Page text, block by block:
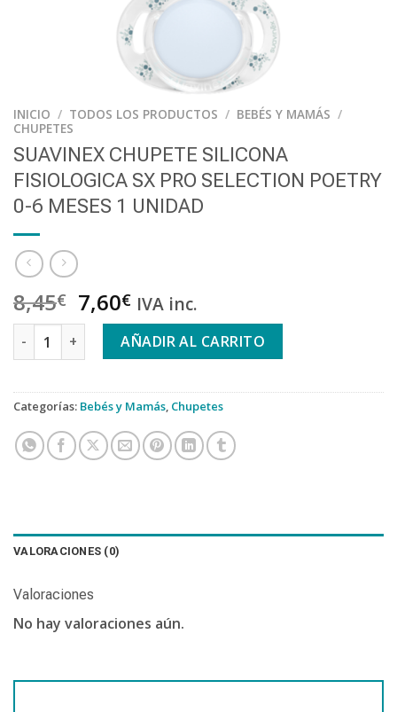
INICIO / TODOS LOS PRODUCTOS / BEBÉS Y MAMÁS /
CHUPETES
SUAVINEX CHUPETE SILICONA
FISIOLOGICA SX PRO SELECTION POETRY
0-6 MESES 1 UNIDAD
8,45€ 7,60€ IVA inc.
SUAVINEX CHUPETE SILICONA FISIOLOGICA SX PRO
AÑADIR AL CARRITO
Categorías: Bebés y Mamás, Chupetes
VALORACIONES (0)
Valoraciones
No hay valoraciones aún.